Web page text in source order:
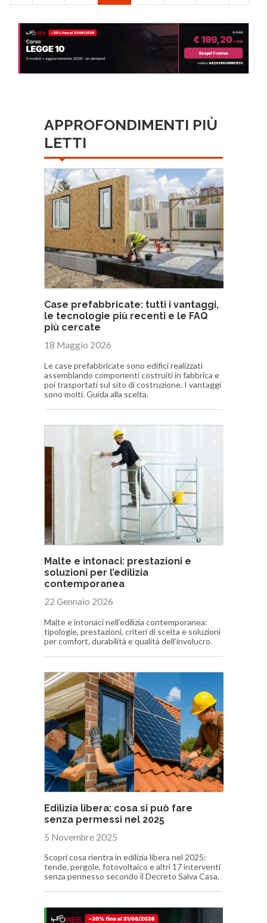
APPROFONDIMENTI PIÙ
LETTI
Case prefabbricate: tutti i vantaggi,
le tecnologie più recenti e le FAQ
più cercate
18 Maggio 2026
Le case prefabbricate sono edifici realizzati
assemblando componenti costruiti in fabbrica e
poi trasportati sul sito di costruzione. I vantaggi
sono molti. Guida alla scelta.
Malte e intonaci: prestazioni e
soluzioni per l’edilizia
contemporanea
22 Gennaio 2026
Malte e intonaci nell’edilizia contemporanea:
tipologie, prestazioni, criteri di scelta e soluzioni
per comfort, durabilità e qualità dell’involucro.
Edilizia libera: cosa si può fare
senza permessi nel 2025
5 Novembre 2025
Scopri cosa rientra in edilizia libera nel 2025:
tende, pergole, fotovoltaico e altri 17 interventi
senza permesso secondo il Decreto Salva Casa.